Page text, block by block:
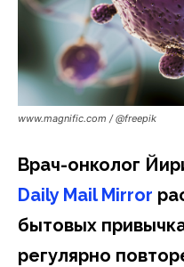
www.magnific.com / @freepik
Врач-онколог
Daily Mail Mirror
бытовых
регулярно